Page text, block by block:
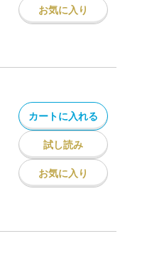
お気に入り
カートに入れる
試し読み
お気に入り